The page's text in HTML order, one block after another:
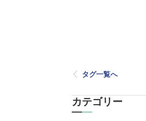
タグ一覧へ
カテゴリー